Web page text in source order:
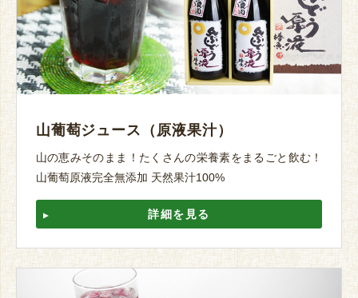
山葡萄ジュース（原液果汁）
山の恵みそのまま！たくさんの栄養素をまるごと飲む！
山葡萄原液完全無添加 天然果汁100%
詳細を見る